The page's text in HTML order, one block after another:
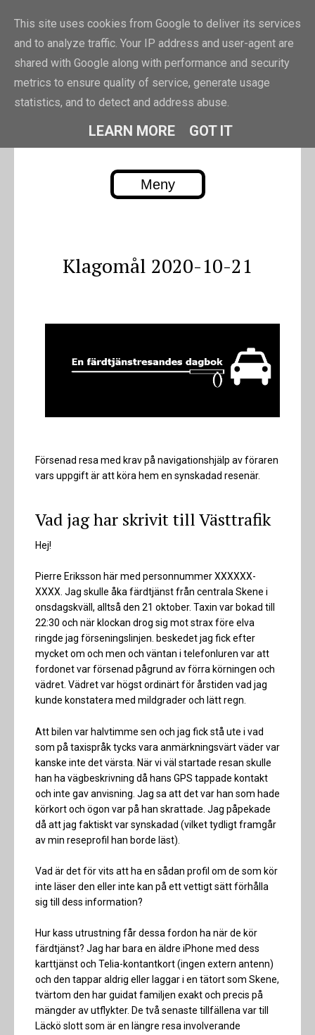
PIRRE.EU
Pierre Erikssons blogg
Meny
Klagomål 2020-10-21
Försenad resa med krav på navigationshjälp av föraren
vars uppgift är att köra hem en synskadad resenär.
Vad jag har skrivit till Västtrafik
Hej!
Pierre Eriksson här med personnummer XXXXXX-
XXXX. Jag skulle åka färdtjänst från centrala Skene i
onsdagskväll, alltså den 21 oktober. Taxin var bokad till
22:30 och när klockan drog sig mot strax före elva
ringde jag förseningslinjen. beskedet jag fick efter
mycket om och men och väntan i telefonluren var att
fordonet var försenad pågrund av förra körningen och
vädret. Vädret var högst ordinärt för årstiden vad jag
kunde konstatera med mildgrader och lätt regn.
Att bilen var halvtimme sen och jag fick stå ute i vad
som på taxispråk tycks vara anmärkningsvärt väder var
kanske inte det värsta. När vi väl startade resan skulle
han ha vägbeskrivning då hans GPS tappade kontakt
och inte gav anvisning. Jag sa att det var han som hade
körkort och ögon var på han skrattade. Jag påpekade
då att jag faktiskt var synskadad (vilket tydligt framgår
av min reseprofil han borde läst).
Vad är det för vits att ha en sådan profil om de som kör
inte läser den eller inte kan på ett vettigt sätt förhålla
sig till dess information?
Hur kass utrustning får dessa fordon ha när de kör
färdtjänst? Jag har bara en äldre iPhone med dess
karttjänst och Telia-kontantkort (ingen extern antenn)
och den tappar aldrig eller laggar i en tätort som Skene,
tvärtom den har guidat familjen exakt och precis på
mängder av utflykter. De två senaste tillfällena var till
Läckö slott som är en längre resa involverande
This site uses cookies from Google to deliver its services
and to analyze traffic. Your IP address and user-agent are
shared with Google along with performance and security
metrics to ensure quality of service, generate usage
statistics, and to detect and address abuse.
LEARN MORE GOT IT